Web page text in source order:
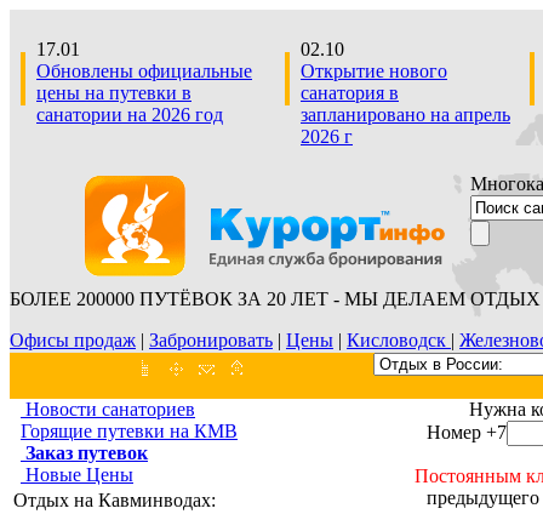
17.01
Обновлены официальные
цены на путевки в
санатории на 2026 год
02.10
Открытие нового
санатория в
запланировано на апрель
2026 г
БОЛЕЕ 200000 ПУТЁВОК ЗА 20 ЛЕТ - МЫ ДЕЛАЕМ ОТДЫХ
Офисы продаж | Забронировать | Цены | Кисловодск |
Новости санаториев
Горящие путевки на КМВ
Заказ путевок
Новые Цены
Отдых на Кавминводах:
Нужна
Номер +7
Постоянным
предыдущего